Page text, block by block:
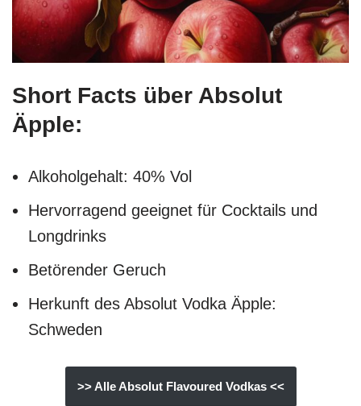
Short Facts über Absolut
Äpple:
Alkoholgehalt: 40% Vol
Hervorragend geeignet für Cocktails und
Longdrinks
Betörender Geruch
Herkunft des Absolut Vodka Äpple:
Schweden
>> Alle Absolut Flavoured Vodkas <<